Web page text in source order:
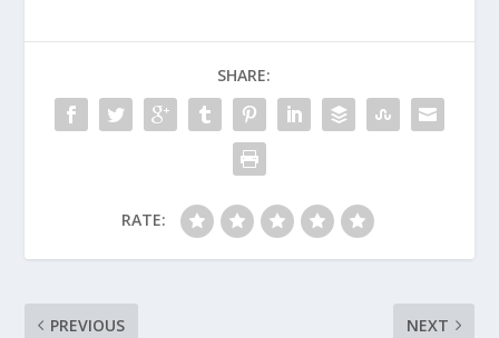
SHARE:
RATE:
PREVIOUS NEXT